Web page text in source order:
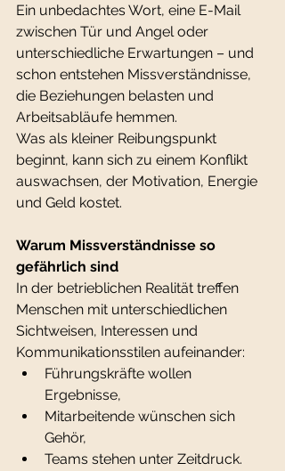
Ein unbedachtes Wort, eine E-Mail
zwischen Tür und Angel oder
unterschiedliche Erwartungen – und
schon entstehen Missverständnisse,
die Beziehungen belasten und
Arbeitsabläufe hemmen.
Was als kleiner Reibungspunkt
beginnt, kann sich zu einem Konflikt
auswachsen, der Motivation, Energie
und Geld kostet.
Warum Missverständnisse so
gefährlich sind
In der betrieblichen Realität treffen
Menschen mit unterschiedlichen
Sichtweisen, Interessen und
Kommunikationsstilen aufeinander:
Führungskräfte wollen
Ergebnisse,
Mitarbeitende wünschen sich
Gehör,
Teams stehen unter Zeitdruck.